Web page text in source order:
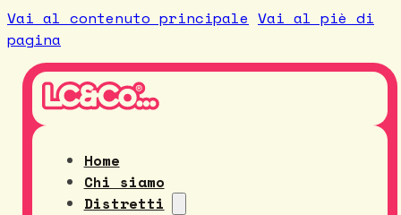
Vai al contenuto principale Vai al piè di
pagina
Home
Chi siamo
Distretti